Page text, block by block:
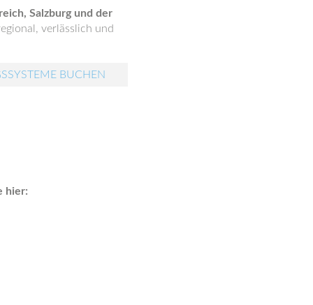
Salzburg und der
verlässlich und
BUCHEN
hier: